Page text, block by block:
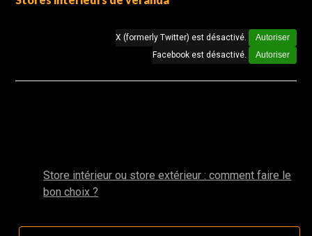
X (formerly Twitter) est désactivé.
Autoriser
Facebook est désactivé.
Autoriser
Store intérieur ou store extérieur : comment faire le
bon choix ?